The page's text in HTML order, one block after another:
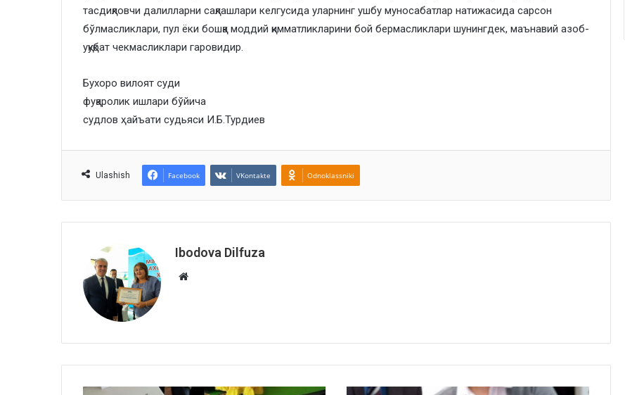
тасдиқловчи далилларни сақлашлари келгусида уларнинг ушбу муносабатлар натижасида сарсон
бўлмасликлари, пул ёки бошқа моддий қимматликларини бой бермасликлари шунингдек, маънавий азоб-
уқуқбат чекмасликлари гаровидир.
Бухоро вилоят суди
фуқаролик ишлари бўйича
судлов ҳайъати судьяси И.Б.Турдиев
Ulashish Facebook VKontakte Odnoklassniki
Ibodova Dilfuza
Website